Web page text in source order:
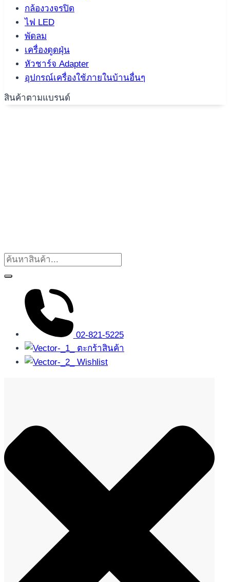
กล้องวงจรปิด
ไฟ LED
พัดลม
เครื่องดูดฝุ่น
หัวชาร์จ Adapter
อุปกรณ์เครื่องใช้ภายในบ้านอื่นๆ
สินค้าตามแบรนด์
02-821-5225
ตะกร้าสินค้า
Wishlist